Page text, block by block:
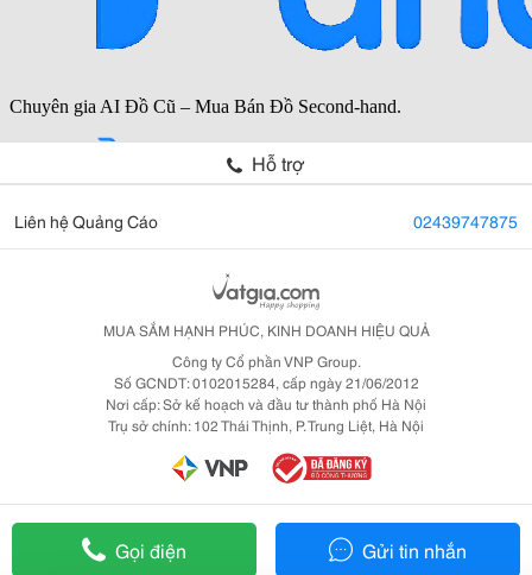
Gọi điện Gửi tin nhắn
Hỗ trợ
Liên hệ Quảng Cáo 02439747875
MUA SẮM HẠNH PHÚC, KINH DOANH HIỆU QUẢ
Công ty Cổ phần VNP Group.
Số GCNDT: 0102015284, cấp ngày 21/06/2012
Nơi cấp: Sở kế hoạch và đầu tư thành phố Hà Nội
Trụ sở chính: 102 Thái Thịnh, P. Trung Liệt, Hà Nội